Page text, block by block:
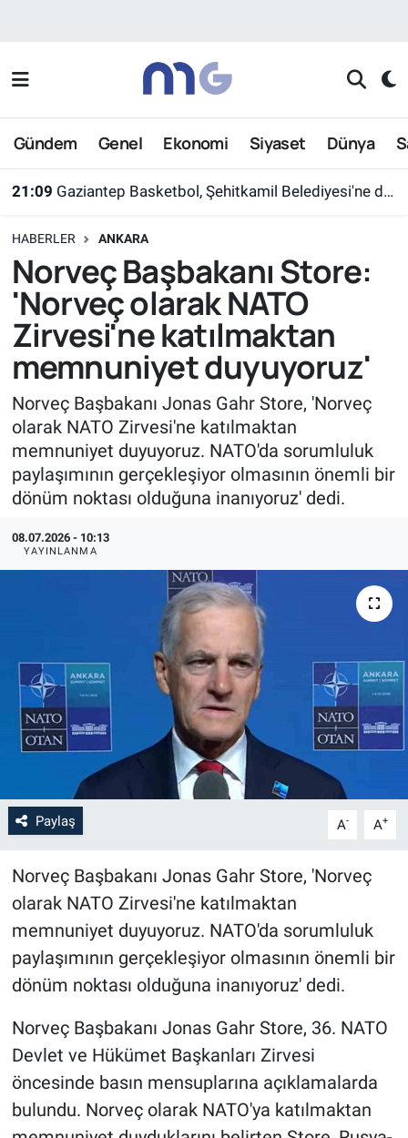
Gündem Genel Ekonomi Siyaset Dünya
21:09 Gaziantep Basketbol, Şehitkamil Belediyesi'ne devredildi
HABERLER ANKARA
Norveç Başbakanı Store:
'Norveç olarak NATO
Zirvesi'ne katılmaktan
memnuniyet duyuyoruz'
Norveç Başbakanı Jonas Gahr Store, 'Norveç
olarak NATO Zirvesi'ne katılmaktan
memnuniyet duyuyoruz. NATO'da sorumluluk
paylaşımının gerçekleşiyor olmasının önemli bir
dönüm noktası olduğuna inanıyoruz' dedi.
08.07.2026 - 10:13
YAYINLANMA
Paylaş A- A+
Norveç Başbakanı Jonas Gahr Store, 'Norveç
olarak NATO Zirvesi'ne katılmaktan
memnuniyet duyuyoruz. NATO'da sorumluluk
paylaşımının gerçekleşiyor olmasının önemli bir
dönüm noktası olduğuna inanıyoruz' dedi.
Norveç Başbakanı Jonas Gahr Store, 36. NATO
Devlet ve Hükümet Başkanları Zirvesi
öncesinde basın mensuplarına açıklamalarda
bulundu. Norveç olarak NATO'ya katılmaktan
Nöbetçi Eczaneler
Hava Durumu
Süper Lig Puan Durumu ve Fikstür
Tüm Manşetler
Son Dakika Haberleri
Haber Arşivi